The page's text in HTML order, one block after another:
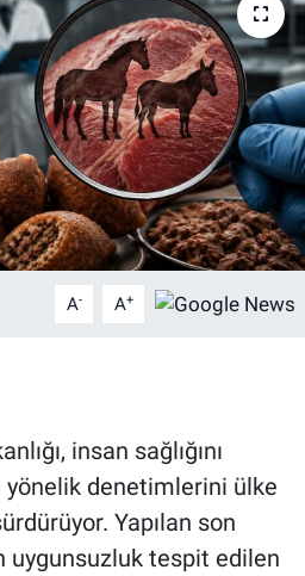
A- A+
insan sağlığını
denetimlerini ülke
Yapılan son
uygunsuzluk tespit edilen